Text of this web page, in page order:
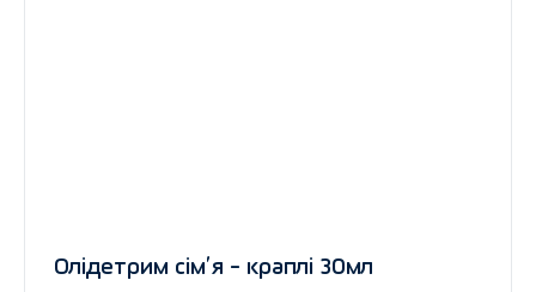
Олідетрим сім’я - краплі 30мл